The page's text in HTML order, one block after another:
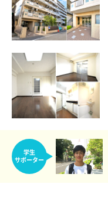
学生
サポーター